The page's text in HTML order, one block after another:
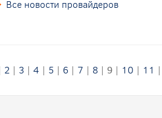
Все новости провайдеров
2| 3 | 4 | 5 | 6| 7 | 8| 9| 10 | 11 |